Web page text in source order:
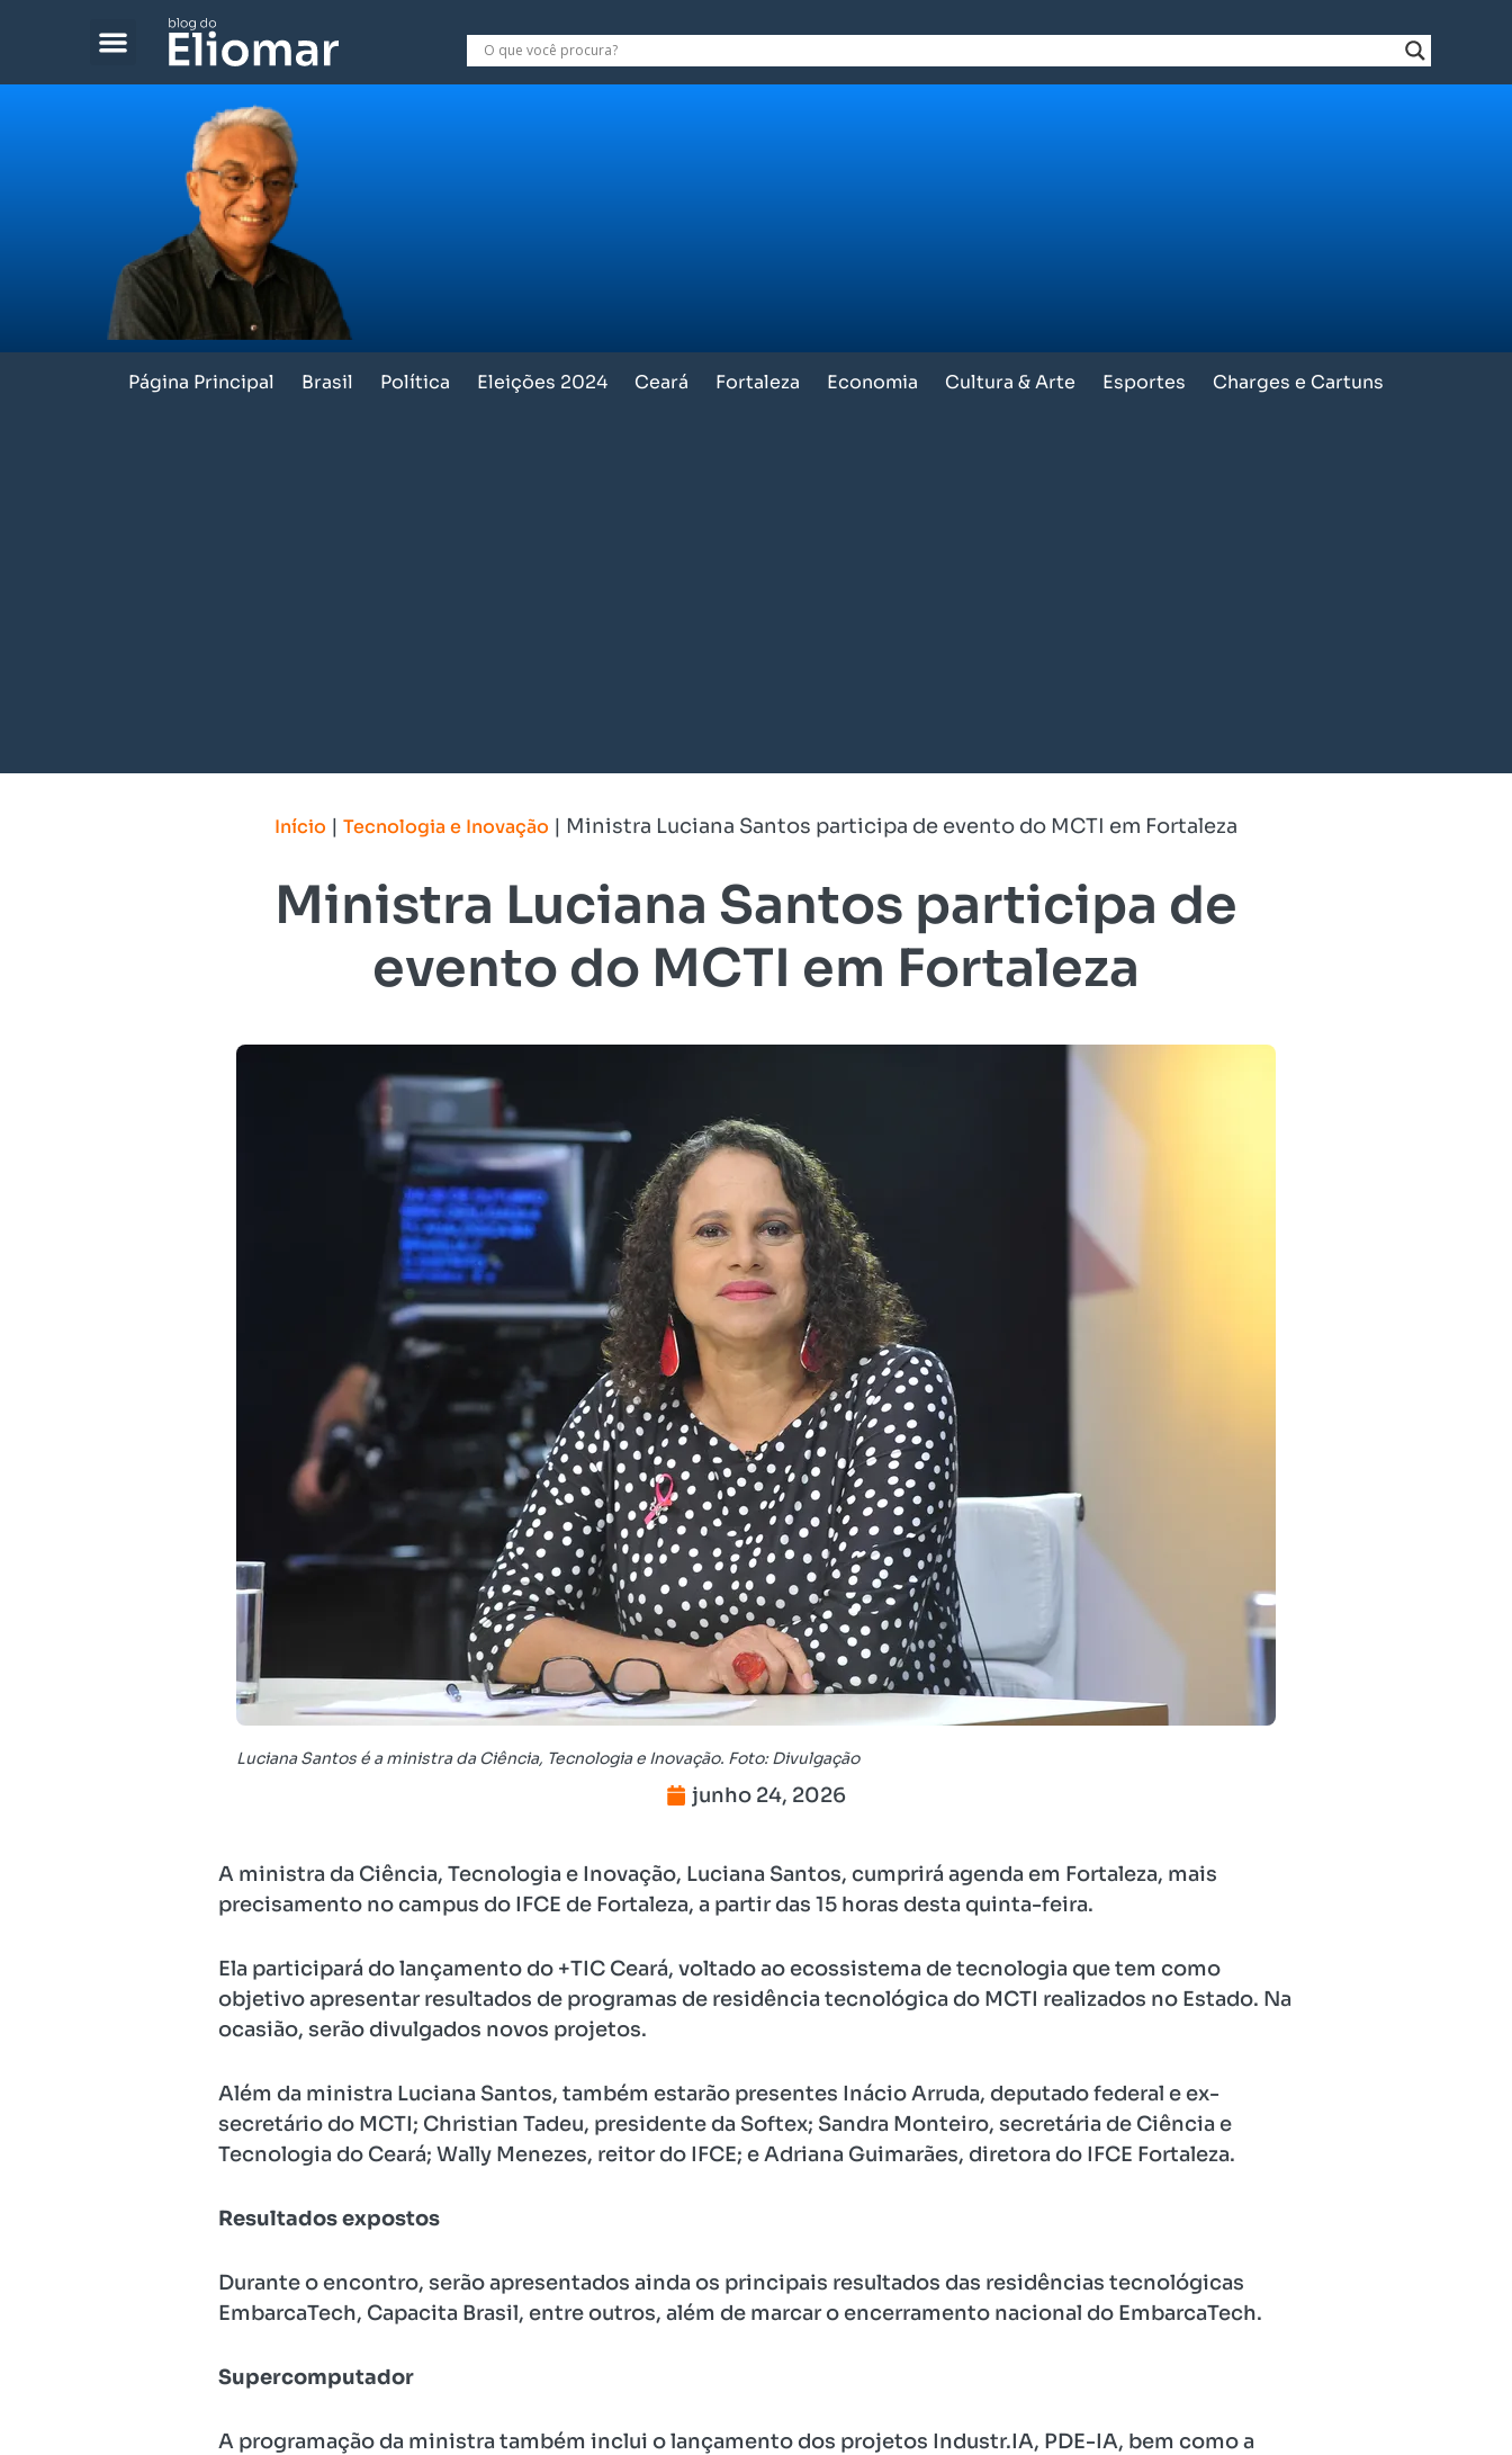
Página Principal Brasil Política Eleições 2024 Ceará Fortaleza Economia Cultura & Arte Esportes Charges e Cartuns
Início | Tecnologia e Inovação | Ministra Luciana Santos participa de evento do MCTI em Fortaleza
Ministra Luciana Santos participa de
evento do MCTI em Fortaleza
Luciana Santos é a ministra da Ciência, Tecnologia e Inovação. Foto: Divulgação
junho 24, 2026
A ministra da Ciência, Tecnologia e Inovação, Luciana Santos, cumprirá agenda em Fortaleza, mais
precisamento no campus do IFCE de Fortaleza, a partir das 15 horas desta quinta-feira.
Ela participará do lançamento do +TIC Ceará, voltado ao ecossistema de tecnologia que tem como
objetivo apresentar resultados de programas de residência tecnológica do MCTI realizados no Estado. Na
ocasião, serão divulgados novos projetos.
Além da ministra Luciana Santos, também estarão presentes Inácio Arruda, deputado federal e ex-
secretário do MCTI; Christian Tadeu, presidente da Softex; Sandra Monteiro, secretária de Ciência e
Tecnologia do Ceará; Wally Menezes, reitor do IFCE; e Adriana Guimarães, diretora do IFCE Fortaleza.
Resultados expostos
Durante o encontro, serão apresentados ainda os principais resultados das residências tecnológicas
EmbarcaTech, Capacita Brasil, entre outros, além de marcar o encerramento nacional do EmbarcaTech.
Supercomputador
A programação da ministra também inclui o lançamento dos projetos Industr.IA, PDE-IA, bem como a